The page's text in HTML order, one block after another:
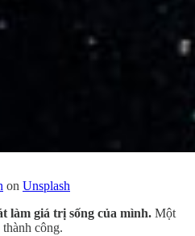
on Unsplash
làm giá trị sống của mình. Một
công.